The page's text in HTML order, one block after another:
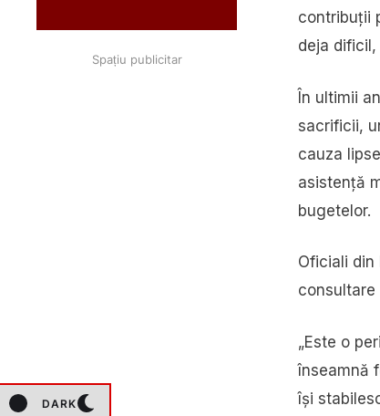
DARK
Spațiu publicitar
contribuții
deja dificil,
În ultimii
sacrificii,
cauza
asistență
bugetelor.
Oficiali din
„Este o
înseamnă
își